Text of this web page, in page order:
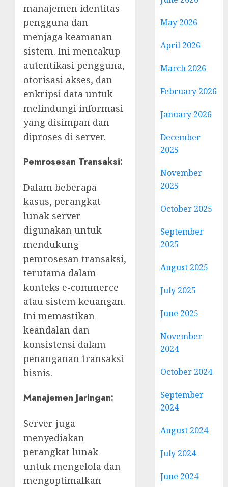
manajemen identitas
pengguna dan
menjaga keamanan
sistem. Ini mencakup
autentikasi pengguna,
otorisasi akses, dan
enkripsi data untuk
melindungi informasi
yang disimpan dan
diproses di server.
Pemrosesan Transaksi:
Dalam beberapa
kasus, perangkat
lunak server
digunakan untuk
mendukung
pemrosesan transaksi,
terutama dalam
konteks e-commerce
atau sistem keuangan.
Ini memastikan
keandalan dan
konsistensi dalam
penanganan transaksi
bisnis.
Manajemen Jaringan:
Server juga
menyediakan
perangkat lunak
untuk mengelola dan
mengoptimalkan
May 2026
April 2026
March 2026
February 2026
January 2026
December
2025
November
2025
October 2025
September
2025
August 2025
July 2025
June 2025
November
2024
October 2024
September
2024
August 2024
July 2024
June 2024